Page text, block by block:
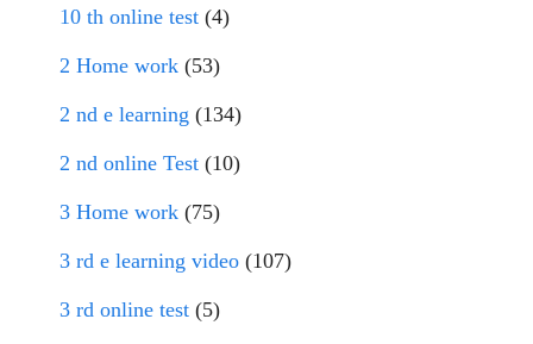
10 th online test (4)
2 Home work (53)
2 nd e learning (134)
2 nd online Test (10)
3 Home work (75)
3 rd e learning video (107)
3 rd online test (5)